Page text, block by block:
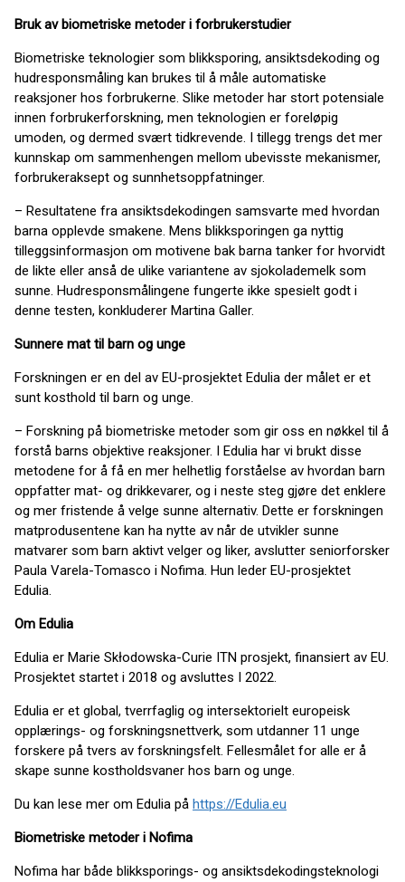
Bruk av biometriske metoder i forbrukerstudier
Biometriske teknologier som blikksporing, ansiktsdekoding og
hudresponsmåling kan brukes til å måle automatiske
reaksjoner hos forbrukerne. Slike metoder har stort potensiale
innen forbrukerforskning, men teknologien er foreløpig
umoden, og dermed svært tidkrevende. I tillegg trengs det mer
kunnskap om sammenhengen mellom ubevisste mekanismer,
forbrukeraksept og sunnhetsoppfatninger.
– Resultatene fra ansiktsdekodingen samsvarte med hvordan
barna opplevde smakene. Mens blikksporingen ga nyttig
tilleggsinformasjon om motivene bak barna tanker for hvorvidt
de likte eller anså de ulike variantene av sjokolademelk som
sunne. Hudresponsmålingene fungerte ikke spesielt godt i
denne testen, konkluderer Martina Galler.
Sunnere mat til barn og unge
Forskningen er en del av EU-prosjektet Edulia der målet er et
sunt kosthold til barn og unge.
– Forskning på biometriske metoder som gir oss en nøkkel til å
forstå barns objektive reaksjoner. I Edulia har vi brukt disse
metodene for å få en mer helhetlig forståelse av hvordan barn
oppfatter mat- og drikkevarer, og i neste steg gjøre det enklere
og mer fristende å velge sunne alternativ. Dette er forskningen
matprodusentene kan ha nytte av når de utvikler sunne
matvarer som barn aktivt velger og liker, avslutter seniorforsker
Paula Varela-Tomasco i Nofima. Hun leder EU-prosjektet
Edulia.
Om Edulia
Edulia er Marie Skłodowska-Curie ITN prosjekt, finansiert av EU.
Prosjektet startet i 2018 og avsluttes I 2022.
Edulia er et global, tverrfaglig og intersektorielt europeisk
opplærings- og forskningsnettverk, som utdanner 11 unge
forskere på tvers av forskningsfelt. Fellesmålet for alle er å
skape sunne kostholdsvaner hos barn og unge.
Du kan lese mer om Edulia på https://Edulia.eu
Biometriske metoder i Nofima
Nofima har både blikksporings- og ansiktsdekodingsteknologi